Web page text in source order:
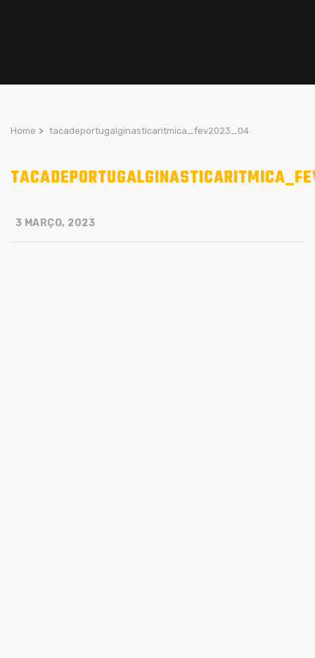
Home > tacadeportugalginasticaritmica_fev2023_04
3 MARÇO, 2023